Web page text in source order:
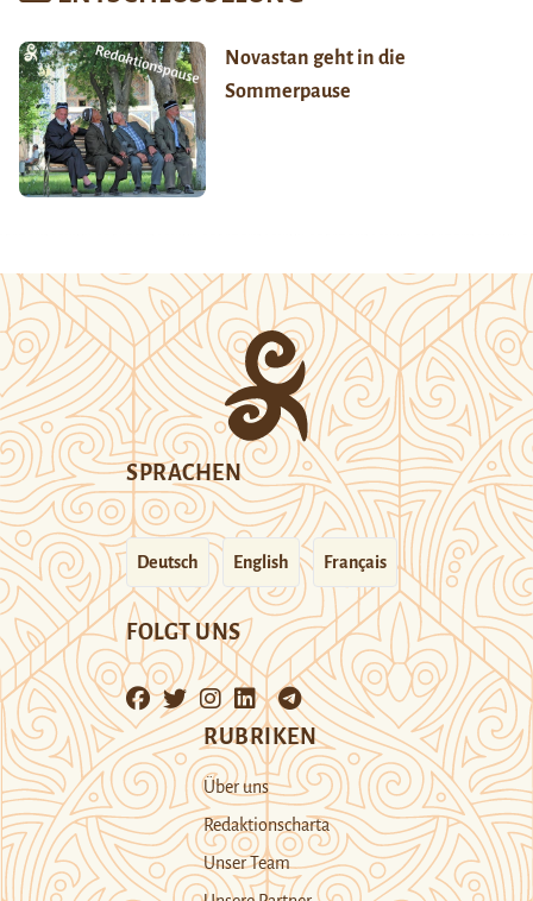
Novastan geht in die
Sommerpause
SPRACHEN
Deutsch English Français
FOLGT UNS
RUBRIKEN
Über uns
Redaktionscharta
Unser Team